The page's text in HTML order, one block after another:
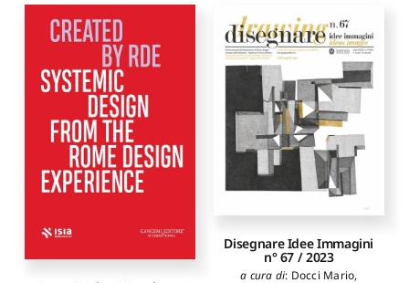
Disegnare Idee Immagini
n° 67 / 2023
a cura di: Docci Mario,